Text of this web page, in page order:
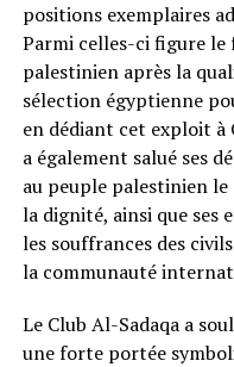
positions exemplaires
Parmi celles-ci figure le
palestinien après la
sélection égyptienne
en dédiant cet exploit à
a également salué ses
au peuple palestinien
la dignité, ainsi que
les souffrances des
la communauté
Le Club Al-Sadaqa a
une forte portée